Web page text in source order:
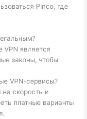
Pinco, где
VPN является
законы, чтобы
VPN-сервисы?
скорость и
платные варианты